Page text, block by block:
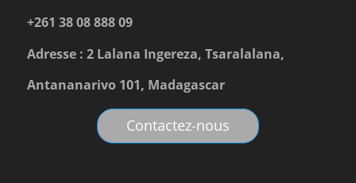
+261 38 08 888 09
Adresse : 2 Lalana Ingereza, Tsaralalana,
Antananarivo 101, Madagascar
Contactez-nous